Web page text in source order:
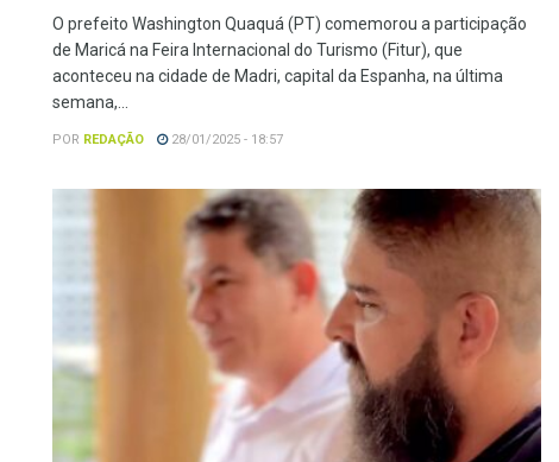
O prefeito Washington Quaquá (PT) comemorou a participação
de Maricá na Feira Internacional do Turismo (Fitur), que
aconteceu na cidade de Madri, capital da Espanha, na última
semana,...
POR REDAÇÃO 28/01/2025 - 18:57